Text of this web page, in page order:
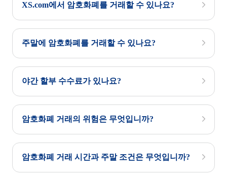
XS.com에서 암호화폐를 거래할 수 있나요?
주말에 암호화폐를 거래할 수 있나요?
야간 할부 수수료가 있나요?
암호화폐 거래의 위험은 무엇입니까?
암호화폐 거래 시간과 주말 조건은 무엇입니까?